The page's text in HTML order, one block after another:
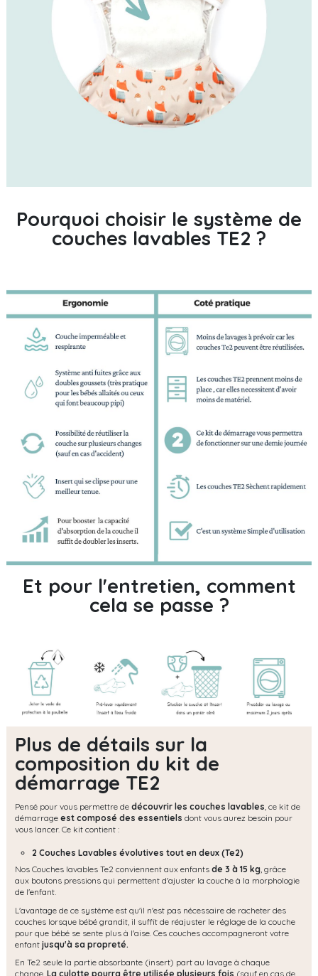
Pourquoi choisir le système de
couches lavables TE2 ?
Et pour l'entretien, comment
cela se passe ?
Plus de détails sur la
composition du kit de
démarrage TE2
Pensé pour vous permettre de découvrir les couches lavables, ce kit de
démarrage est composé des essentiels dont vous aurez besoin pour
vous lancer. Ce kit contient :
2 Couches Lavables évolutives tout en deux (Te2)
Nos Couches lavables Te2 conviennent aux enfants de 3 à 15 kg, grâce
aux boutons pressions qui permettent d'ajuster la couche à la morphologie
de l'enfant.
L'avantage de ce système est qu'il n'est pas nécessaire de racheter des
couches lorsque bébé grandit, il suffit de réajuster le réglage de la couche
pour que bébé se sente plus à l'aise. Ces couches accompagneront votre
enfant jusqu'à sa propreté.
En Te2 seule la partie absorbante (insert) part au lavage à chaque
change. La culotte pourra être utilisée plusieurs fois (sauf en cas de